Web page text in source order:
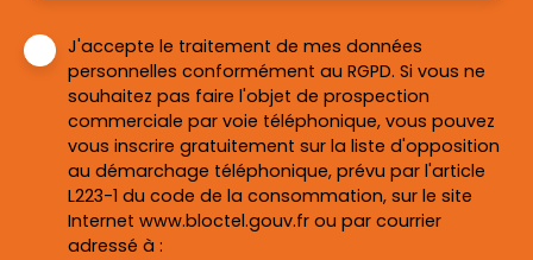
J'accepte le traitement de mes données
personnelles conformément au RGPD. Si vous ne
souhaitez pas faire l'objet de prospection
commerciale par voie téléphonique, vous pouvez
vous inscrire gratuitement sur la liste d'opposition
au démarchage téléphonique, prévu par l'article
L223-1 du code de la consommation, sur le site
Internet www.bloctel.gouv.fr ou par courrier
adressé à :